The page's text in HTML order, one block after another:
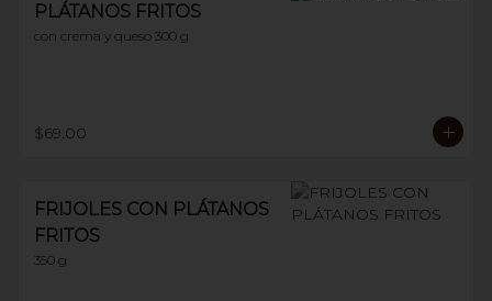
PLÁTANOS FRITOS
con crema y queso 300 g
$69.00
FRIJOLES CON PLÁTANOS
FRITOS
350 g